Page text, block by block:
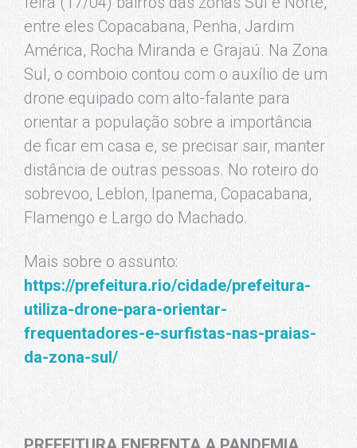
entre eles Copacabana, Penha, Jardim
América, Rocha Miranda e Grajaú. Na Zona
Sul, o comboio contou com o auxílio de um
drone equipado com alto-falante para
orientar a população sobre a importância
de ficar em casa e, se precisar sair, manter
distância de outras pessoas. No roteiro do
sobrevoo, Leblon, Ipanema, Copacabana,
Flamengo e Largo do Machado.
Mais sobre o assunto:
https://prefeitura.rio/cidade/prefeitura-
utiliza-drone-para-orientar-
frequentadores-e-surfistas-nas-praias-
da-zona-sul/